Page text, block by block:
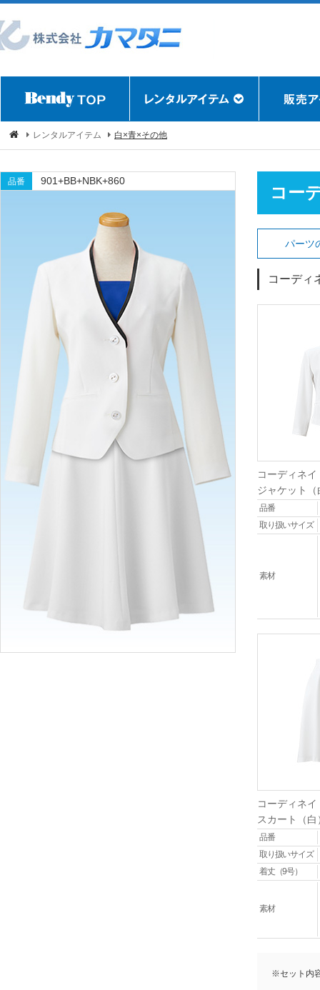
レンタルアイテム 白×青×その他
品番 901+BB+NBK+860
コー
パーツ
コーディ
コーディネ
ジャケット（
品番
取り扱いサイズ
素材
コーディネ
スカート（白
品番
取り扱いサイズ
着丈（9号）
素材
※セット内